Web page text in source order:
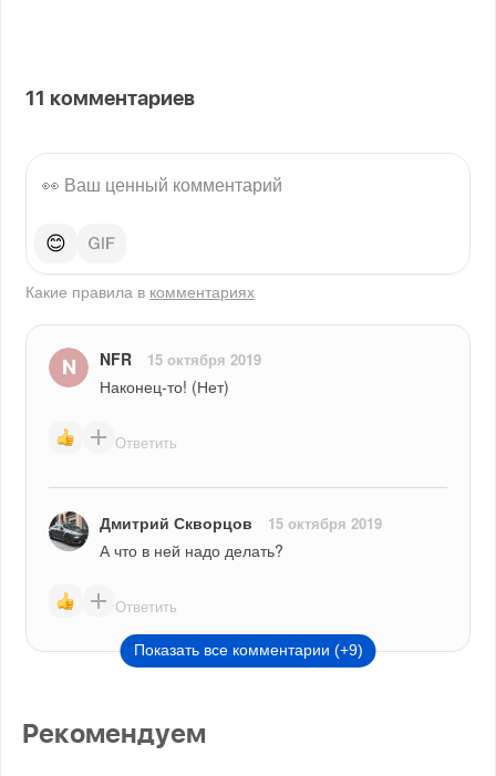
11 комментариев
😊
Какие правила в комментариях
NFR 15 октября 2019
Наконец-то! (Нет)
Ответить
Дмитрий Скворцов 15 октября 2019
А что в ней надо делать?
Ответить
Показать все комментарии (+9)
Рекомендуем